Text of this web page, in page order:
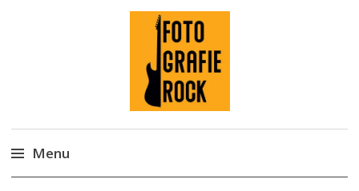
Fotografie ROCK
Menu